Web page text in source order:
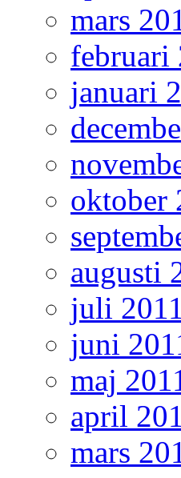
mars
februari
januari
oktober
augusti
juli 2011
juni
maj
april
mars